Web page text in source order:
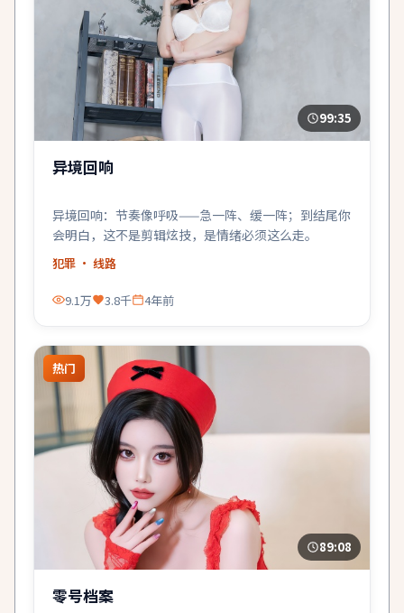
99:35
异境回响
异境回响：节奏像呼吸——急一阵、缓一阵；到结尾你
会明白，这不是剪辑炫技，是情绪必须这么走。
犯罪 · 线路
9.1万 3.8千 4年前
热门
89:08
零号档案